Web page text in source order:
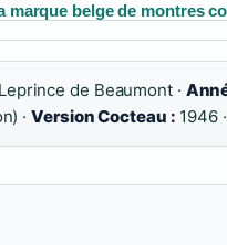
marque belge de montres
de Beaumont ·
·Version Cocteau : 1946 ·